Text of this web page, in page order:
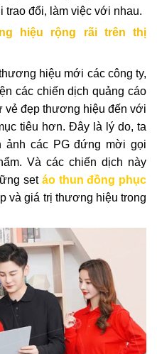
trao đổi, làm việc với nhau.
hiệu rộng rãi trên thị
hiệu mới các công ty,
các chiến dịch quảng cáo
vẻ đẹp thương hiệu đến với
tiêu hơn. Đây là lý do, ta
ảnh các PG đứng mời gọi
Và các chiến dịch này
set áo thun đồng phục
và giá trị thương hiệu trong